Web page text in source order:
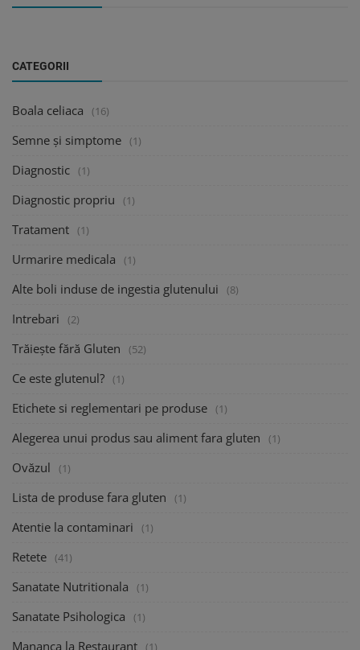
CATEGORII
Boala celiaca (16)
Semne și simptome (1)
Diagnostic (1)
Diagnostic propriu (1)
Tratament (1)
Urmarire medicala (1)
Alte boli induse de ingestia glutenului (8)
Intrebari (2)
Trăiește fără Gluten (52)
Ce este glutenul? (1)
Etichete si reglementari pe produse (1)
Alegerea unui produs sau aliment fara gluten (1)
Ovăzul (1)
Lista de produse fara gluten (1)
Atentie la contaminari (1)
Retete (41)
Sanatate Nutritionala (1)
Sanatate Psihologica (1)
Mananca la Restaurant (1)